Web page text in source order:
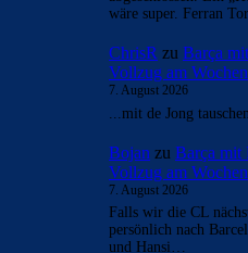
wäre super. Ferran
ChrisR zu Barça
Vollzug am
7. August 2026
...mit de Jong
Bojan zu Barça mit
Vollzug am
7. August 2026
Falls wir die CL
persönlich nach
und Hansi…